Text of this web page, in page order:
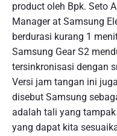
product oleh Bpk. Seto
Manager at Samsung
berdurasi kurang 1
Samsung Gear S2
tersinkronisasi dengan
Versi jam tangan ini
disebut Samsung
adalah tali yang
yang dapat kita